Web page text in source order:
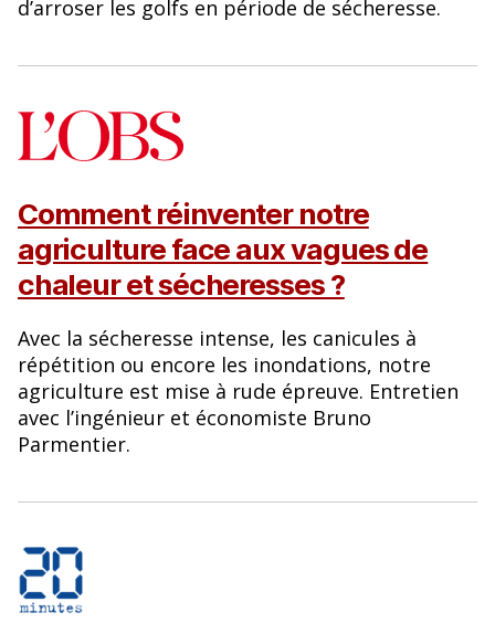
d’arroser les golfs en période de sécheresse.
Comment réinventer notre
agriculture face aux vagues de
chaleur et sécheresses ?
Avec la sécheresse intense, les canicules à
répétition ou encore les inondations, notre
agriculture est mise à rude épreuve. Entretien
avec l’ingénieur et économiste Bruno
Parmentier.